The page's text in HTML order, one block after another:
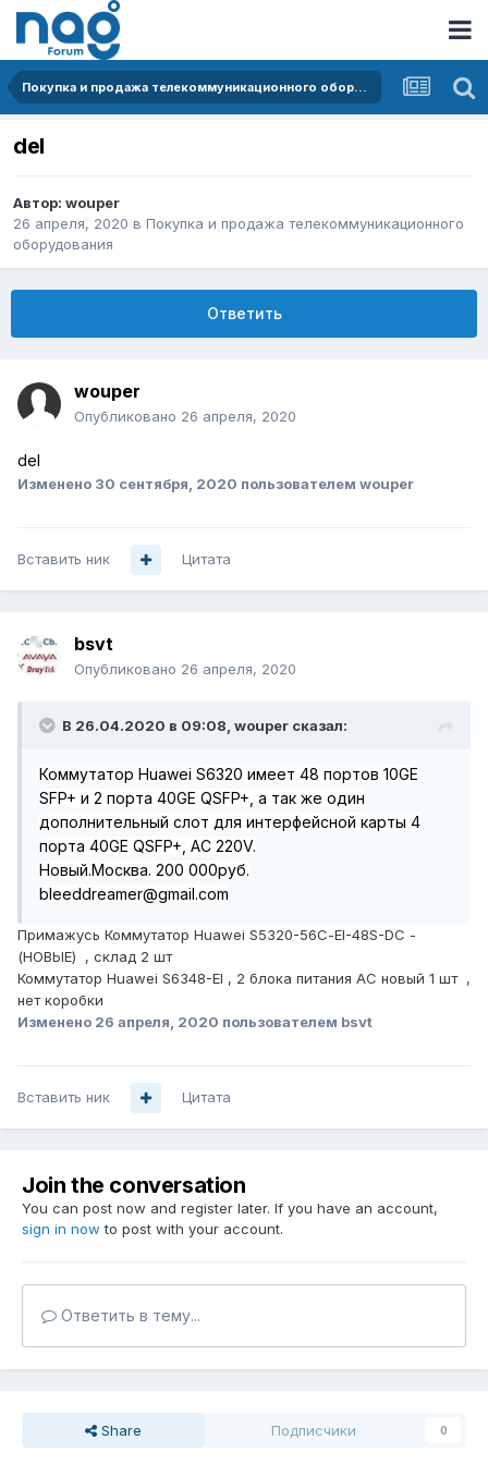
Покупка и продажа телекоммуникационного оборудования
del
Автор: wouper
26 апреля, 2020 в Покупка и продажа телекоммуникационного
оборудования
Ответить
wouper
Опубликовано 26 апреля, 2020
del
Изменено 30 сентября, 2020 пользователем wouper
Вставить ник Цитата
bsvt
Опубликовано 26 апреля, 2020
В 26.04.2020 в 09:08, wouper сказал:
Коммутатор Huawei S6320 имеет 48 портов 10GE
SFP+ и 2 порта 40GE QSFP+, а так же один
дополнительный слот для интерфейсной карты 4
порта 40GE QSFP+, AC 220V.
Новый.Москва. 200 000руб.
bleeddreamer@gmail.com
Примажусь Коммутатор Нuаwеi S5320-56С-ЕI-48S-DС -
(НОВЫЕ) , склад 2 шт
Коммутатор Нuаwеi S6348-ЕI , 2 блока питания АС новый 1 шт ,
нет коробки
Изменено 26 апреля, 2020 пользователем bsvt
Вставить ник Цитата
Join the conversation
You can post now and register later. If you have an account,
sign in now to post with your account.
Ответить в тему...
Share Подписчики 0